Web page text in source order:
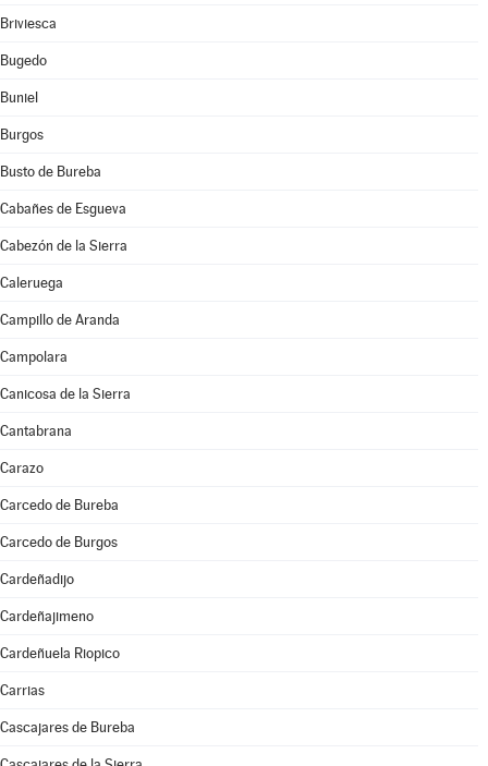
Briviesca
Bugedo
Buniel
Burgos
Busto de Bureba
Cabañes de Esgueva
Cabezón de la Sierra
Caleruega
Campillo de Aranda
Campolara
Canicosa de la Sierra
Cantabrana
Carazo
Carcedo de Bureba
Carcedo de Burgos
Cardeñadijo
Cardeñajimeno
Cardeñuela Riopico
Carrias
Cascajares de Bureba